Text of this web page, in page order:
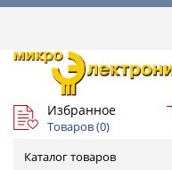
Избранное
Товаров (0)
Каталог товаров